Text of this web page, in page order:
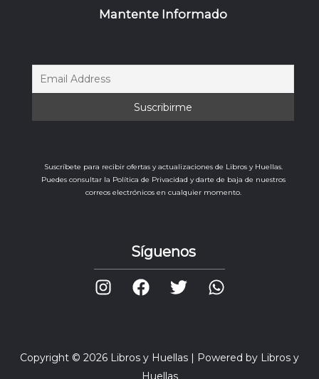
Mantente Informado
Suscríbete para recibir ofertas y actualizaciones de Libros y Huellas.
Puedes consultar la Política de Privacidad y darte de baja de nuestros
correos electrónicos en cualquier momento.
Síguenos
Copyright © 2026 Libros y Huellas | Powered by Libros y
Huellas